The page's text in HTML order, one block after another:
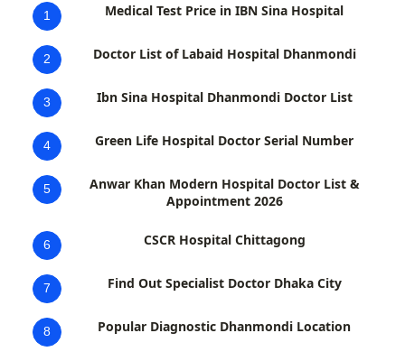
1 Medical Test Price in IBN Sina Hospital
2 Doctor List of Labaid Hospital Dhanmondi
3 Ibn Sina Hospital Dhanmondi Doctor List
4 Green Life Hospital Doctor Serial Number
5
Anwar Khan Modern Hospital Doctor List &
Appointment 2026
6 CSCR Hospital Chittagong
7 Find Out Specialist Doctor Dhaka City
8 Popular Diagnostic Dhanmondi Location